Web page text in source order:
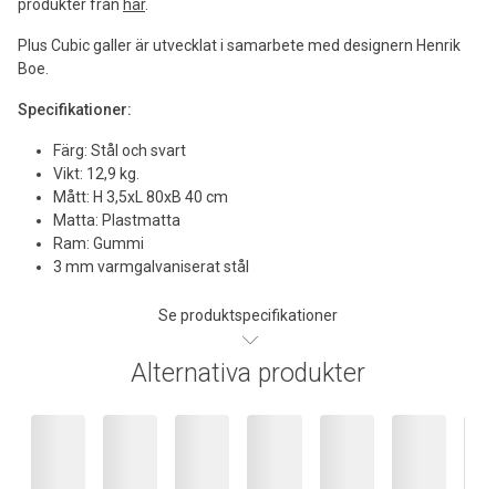
produkter från här.
Plus Cubic galler är utvecklat i samarbete med designern Henrik
Boe.
Specifikationer:
Färg: Stål och svart
Vikt: 12,9 kg.
Mått: H 3,5xL 80xB 40 cm
Matta: Plastmatta
Ram: Gummi
3 mm varmgalvaniserat stål
Se produktspecifikationer
Alternativa produkter